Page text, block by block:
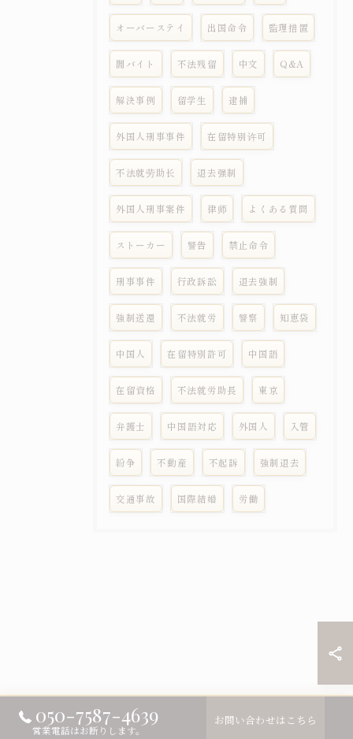
オーバーステイ 出国命令 監理措置
闇バイト 不法残留 中文 Q&A
解決事例 留学生 逮捕
外国人刑事事件 在留特别许可
不法就劳助长 退去强制
外国人刑事案件 律师 よくある質問
ストーカー 警告 禁止命令
刑事事件 行政訴訟 退去強制
強制送還 不法就労 警察 知恵袋
中国人 在留特別許可 中国語
在留資格 不法就労助長 東京
弁護士 中国語対応 外国人 入管
紛争 不動産 不起訴 強制退去
交通事故 国際結婚 労働
050-7587-4639
営業電話はお断りします。
お問い合わせはこちら